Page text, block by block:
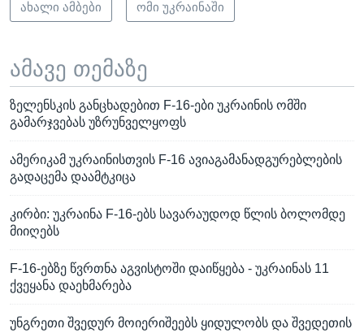
ახალი ამბები ომი უკრაინაში
ამავე თემაზე
ზელენსკის განცხადებით F-16-ები უკრაინის ომში
გამარჯვებას უზრუნველყოფს
ამერიკამ უკრაინისთვის F-16 ავიაგამანადგურებლების
გადაცემა დაამტკიცა
კირბი: უკრაინა F-16-ებს სავარაუდოდ წლის ბოლომდე
მიიღებს
F-16-ებზე წვრთნა აგვისტოში დაიწყება - უკრაინას 11
ქვეყანა დაეხმარება
უნგრეთი შვედურ მოიერიშეებს ყიდულობს და შვედეთის